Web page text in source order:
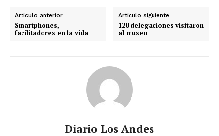
Artículo anterior
Smartphones,
facilitadores en la vida
Artículo siguiente
120 delegaciones visitaron
al museo
Diario Los Andes